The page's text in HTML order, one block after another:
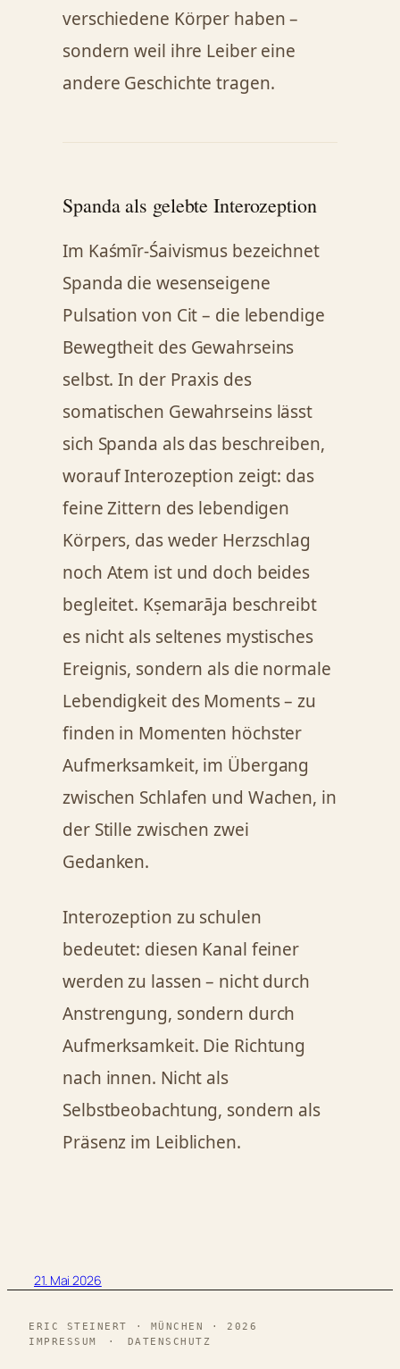
verschiedene Körper haben –
sondern weil ihre Leiber eine
andere Geschichte tragen.
Spanda als gelebte Interozeption
Im Kaśmīr-Śaivismus bezeichnet
Spanda die wesenseigene
Pulsation von Cit – die lebendige
Bewegtheit des Gewahrseins
selbst. In der Praxis des
somatischen Gewahrseins lässt
sich Spanda als das beschreiben,
worauf Interozeption zeigt: das
feine Zittern des lebendigen
Körpers, das weder Herzschlag
noch Atem ist und doch beides
begleitet. Kṣemarāja beschreibt
es nicht als seltenes mystisches
Ereignis, sondern als die normale
Lebendigkeit des Moments – zu
finden in Momenten höchster
Aufmerksamkeit, im Übergang
zwischen Schlafen und Wachen, in
der Stille zwischen zwei
Gedanken.
Interozeption zu schulen
bedeutet: diesen Kanal feiner
werden zu lassen – nicht durch
Anstrengung, sondern durch
Aufmerksamkeit. Die Richtung
nach innen. Nicht als
Selbstbeobachtung, sondern als
Präsenz im Leiblichen.
21. Mai 2026
ERIC STEINERT · MÜNCHEN · 2026
IMPRESSUM
· DATENSCHUTZ